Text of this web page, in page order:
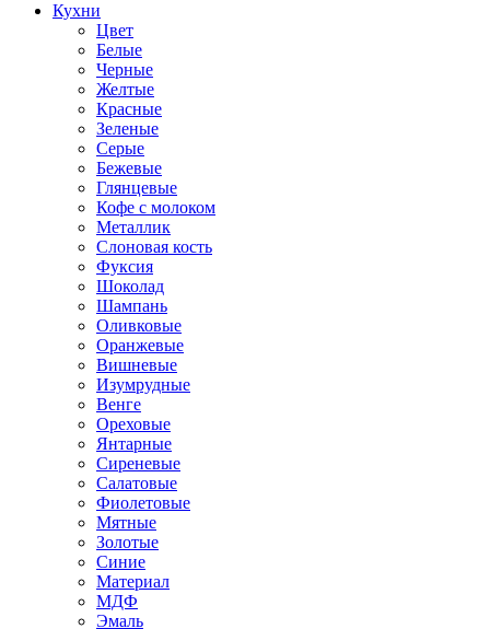
Кухни
Цвет
Белые
Черные
Желтые
Красные
Зеленые
Серые
Бежевые
Глянцевые
Кофе с молоком
Металлик
Слоновая кость
Фуксия
Шоколад
Шампань
Оливковые
Оранжевые
Вишневые
Изумрудные
Венге
Ореховые
Янтарные
Сиреневые
Салатовые
Фиолетовые
Мятные
Золотые
Синие
Материал
МДФ
Эмаль